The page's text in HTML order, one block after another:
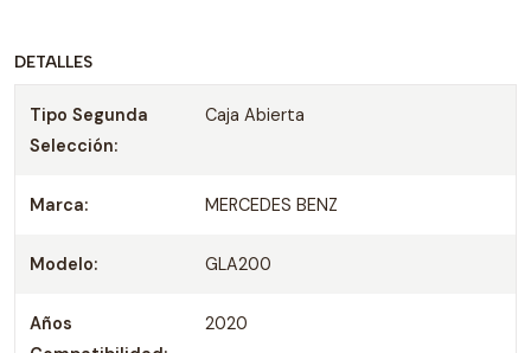
DETALLES
Tipo Segunda
Selección:
Caja Abierta
Marca: MERCEDES BENZ
Modelo: GLA200
Años
2020